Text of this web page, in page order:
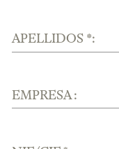
APELLIDOS *:
EMPRESA :